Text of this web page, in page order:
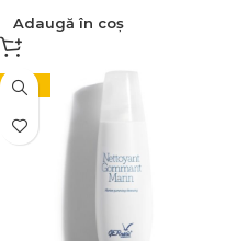
Adaugă în coș
-10%